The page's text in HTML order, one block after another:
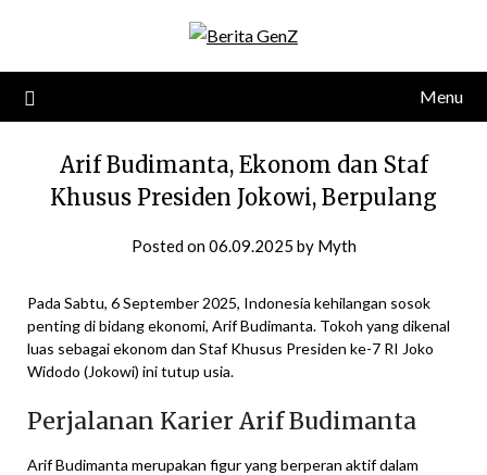
content
Menu
Arif Budimanta, Ekonom dan Staf
Khusus Presiden Jokowi, Berpulang
Posted on06.09.2025 by Myth
Pada Sabtu, 6 September 2025, Indonesia kehilangan sosok
penting di bidang ekonomi, Arif Budimanta. Tokoh yang dikenal
luas sebagai ekonom dan Staf Khusus Presiden ke-7 RI Joko
Widodo (Jokowi) ini tutup usia.
Perjalanan Karier Arif Budimanta
Arif Budimanta merupakan figur yang berperan aktif dalam